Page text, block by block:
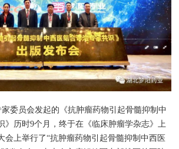
家委员会发起的《抗肿瘤药物引起骨髓抑制中
》历时9个月，终于在《临床肿瘤学杂志》上
会上举行了“抗肿瘤药物引起骨髓抑制中西医